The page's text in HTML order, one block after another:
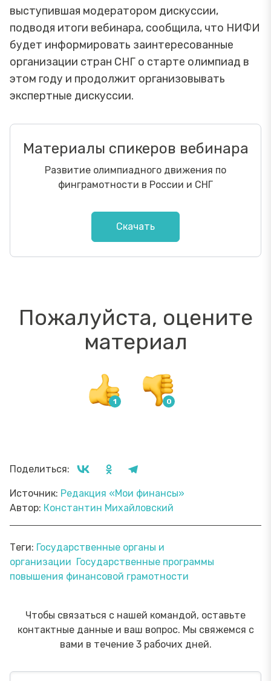
выступившая модератором дискуссии,
подводя итоги вебинара, сообщила, что НИФИ
будет информировать заинтересованные
организации стран СНГ о старте олимпиад в
этом году и продолжит организовывать
экспертные дискуссии.
Материалы спикеров вебинара
Развитие олимпиадного движения по
финграмотности в России и СНГ
Скачать
Пожалуйста, оцените
материал
Поделиться:
Источник: Редакция «Мои финансы»
Автор: Константин Михайловский
Теги: Государственные органы и
организации Государственные программы
повышения финансовой грамотности
Чтобы связаться с нашей командой, оставьте
контактные данные и ваш вопрос. Мы свяжемся с
вами в течение 3 рабочих дней.